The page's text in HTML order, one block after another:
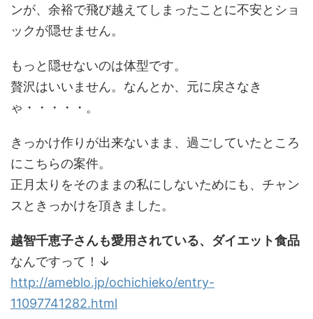
ンが、余裕で飛び越えてしまったことに不安とショ
ックが隠せません。
もっと隠せないのは体型です。
贅沢はいいません。なんとか、元に戻さなき
ゃ・・・・・。
きっかけ作りが出来ないまま、過ごしていたところ
にこちらの案件。
正月太りをそのままの私にしないためにも、チャン
スときっかけを頂きました。
越智千恵子さんも愛用されている、ダイエット食品
なんですって！↓
http://ameblo.jp/ochichieko/entry-
11097741282.html